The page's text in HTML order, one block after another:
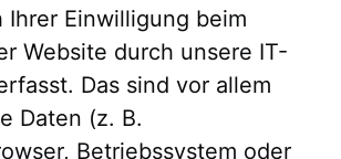
Ihrer Einwilligung beim
Website durch unsere IT-
Das sind vor allem
Daten (z. B.
Betriebssystem oder